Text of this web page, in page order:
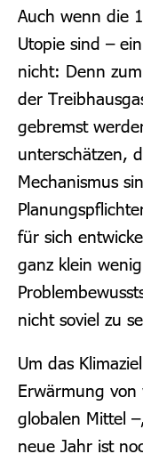
Auch wenn die
Utopie sind –
nicht: Denn
der
gebremst
unterschätzen,
Mechanismus
für sich
ganz klein
nicht soviel zu
Um das
Erwärmung von
globalen Mittel
neue Jahr ist